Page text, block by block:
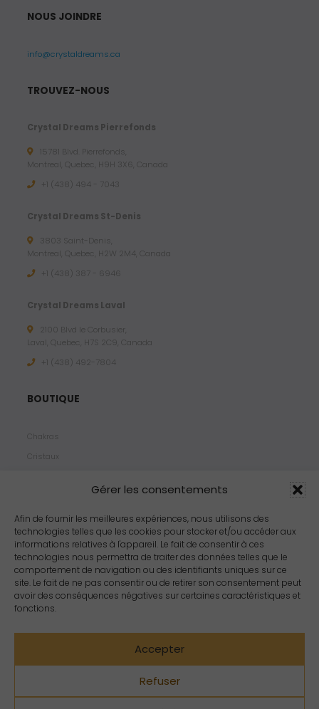
Gérer les consentements
Afin de fournir les meilleures expériences, nous utilisons des
technologies telles que les cookies pour stocker et/ou accéder aux
informations relatives à l'appareil. Le fait de consentir à ces
technologies nous permettra de traiter des données telles que le
comportement de navigation ou des identifiants uniques sur ce
site. Le fait de ne pas consentir ou de retirer son consentement peut
avoir des conséquences négatives sur certaines caractéristiques et
fonctions.
Accepter
Refuser
NOUS JOINDRE
info@crystaldreams.ca
TROUVEZ-NOUS
Crystal Dreams Pierrefonds
15781 Blvd. Pierrefonds,
Montreal, Quebec, H9H 3X6, Canada
+1 (438) 494 - 7043
Crystal Dreams St-Denis
3803 Saint-Denis,
Montreal, Quebec, H2W 2M4, Canada
+1 (438) 387 - 6946
Crystal Dreams Laval
2100 Blvd le Corbusier,
Laval, Quebec, H7S 2C9, Canada
+1 ‪(438) 492-7804‬
BOUTIQUE
Chakras
Cristaux
Propriétés
Arômes
Zodiacs